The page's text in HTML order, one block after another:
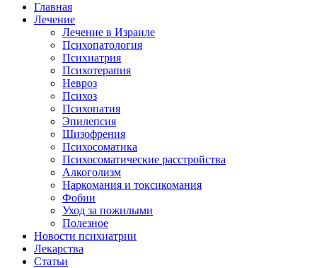
Главная
Лечение
Лечение в Израиле
Психопатология
Психиатрия
Психотерапия
Невроз
Психоз
Психопатия
Эпилепсия
Шизофрения
Психосоматика
Психосоматические расстройства
Алкоголизм
Наркомания и токсикомания
Фобии
Уход за пожилыми
Полезное
Новости психиатрии
Лекарства
Статьи